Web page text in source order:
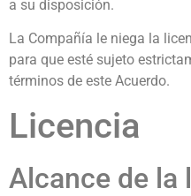
a su disposición.
La Compañía le niega la
para que esté sujeto
términos de este Acuerdo.
Licencia
Alcance de la